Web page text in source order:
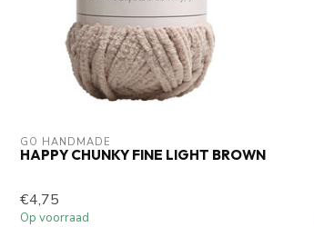
GO HANDMADE
HAPPY CHUNKY FINE LIGHT BROWN
€4,75
Op voorraad